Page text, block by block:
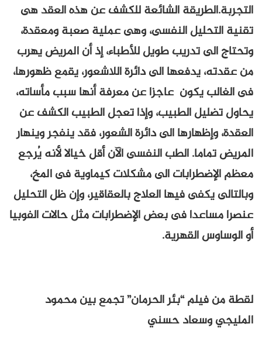
التجربة.الطريقة الشائعة للكشف عن هذه العقد هى
تقنية التحليل النفسى، وهى عملية صعبة ومعقدة،
وتحتاج الى تدريب طويل للأطباء، إذ أن المريض يهرب
من عقدته، يدفعها الى دائرة اللاشعور، يقمع ظهورها،
فى الغالب يكون عاجزا عن معرفة أنها سبب مأساته،
يحاول تضليل الطبيب، وإذا تعجل الطبيب الكشف عن
العقدة، وإظهارها الى دائرة الشعور، فقد ينفجر وينهار
المريض تماما. الطب النفسى الآن أقل خيالا لأنه يُرجع
معظم الإضطرابات الى مشكلات كيماوية فى المخ،
وبالتالى يكفى فيها العلاج بالعقاقير، وإن ظل التحليل
عنصرا مساعدا فى بعض الإضطرابات مثل حالات الفوبيا
أو الوساوس القهرية.
لقطة من فيلم “بئر الحرمان” تجمع بين محمود
المليجي وسعاد حسني